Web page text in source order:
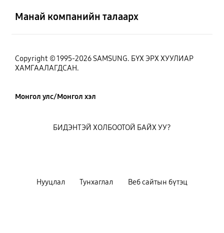
Манай компанийн талаарх
Copyright © 1995-2026 SAMSUNG. БҮХ ЭРХ ХУУЛИАР
ХАМГААЛАГДСАН.
Монгол улс/Монгол хэл
Нууцлал Тунхаглал Веб сайтын бүтэц
БИДЭНТЭЙ ХОЛБООТОЙ БАЙХ УУ?